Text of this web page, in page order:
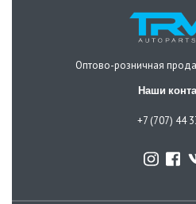
Оптово-розничная
Наши
+7 (707) 44